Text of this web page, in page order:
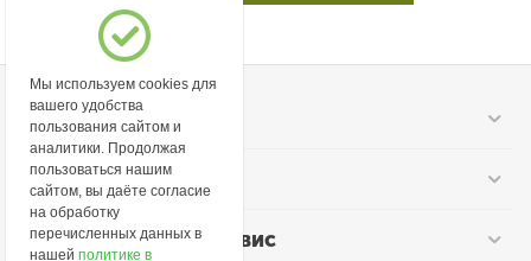
Моя учетная запись
Информация
Покупательский сервис
Мы используем cookies для
вашего удобства
пользования сайтом и
аналитики. Продолжая
пользоваться нашим
сайтом, вы даёте согласие
на обработку
перечисленных данных в
нашейполитике в